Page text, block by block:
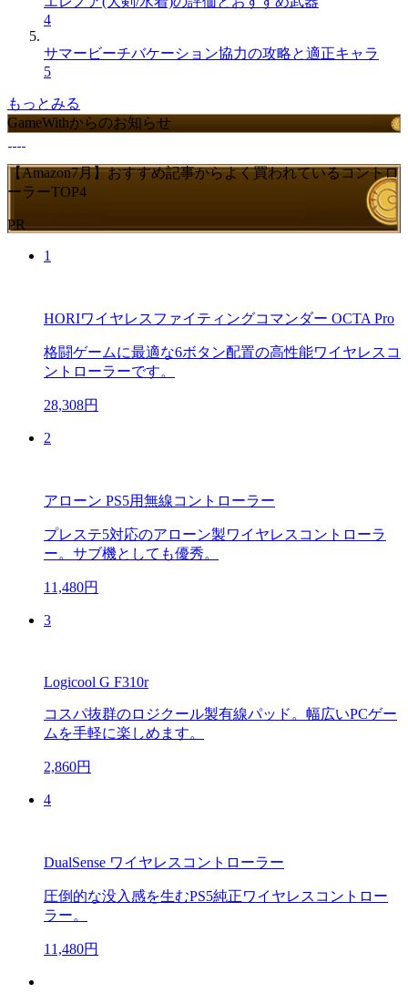
4
サマービーチバケーション協力の攻略と適正キャラ
5
もっとみる
GameWithからのお知らせ
【Amazon7月】おすすめ記事からよく買われているコントロ
ーラーTOP4
PR
1
HORIワイヤレスファイティングコマンダー OCTA Pro
格闘ゲームに最適な6ボタン配置の高性能ワイヤレスコ
ントローラーです。
28,308円
2
アローン PS5用無線コントローラー
プレステ5対応のアローン製ワイヤレスコントローラ
ー。サブ機としても優秀。
11,480円
3
Logicool G F310r
コスパ抜群のロジクール製有線パッド。幅広いPCゲー
ムを手軽に楽しめます。
2,860円
4
DualSense ワイヤレスコントローラー
圧倒的な没入感を生むPS5純正ワイヤレスコントロー
ラー。
11,480円